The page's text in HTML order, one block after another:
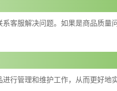
客服解决问题。如果是商品质量
行管理和维护工作，从而更好地